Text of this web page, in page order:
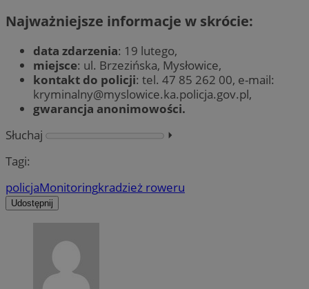
Najważniejsze informacje w skrócie:
data zdarzenia: 19 lutego,
miejsce: ul. Brzezińska, Mysłowice,
kontakt do policji: tel. 47 85 262 00, e-mail:
kryminalny@myslowice.ka.policja.gov.pl,
gwarancja anonimowości.
Słuchaj
⏵︎
Tagi:
policjaMonitoringkradzież roweru
Udostępnij